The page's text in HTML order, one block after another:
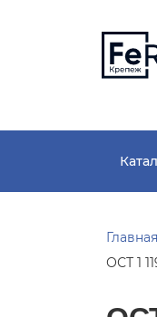
Главная
ОСТ 1